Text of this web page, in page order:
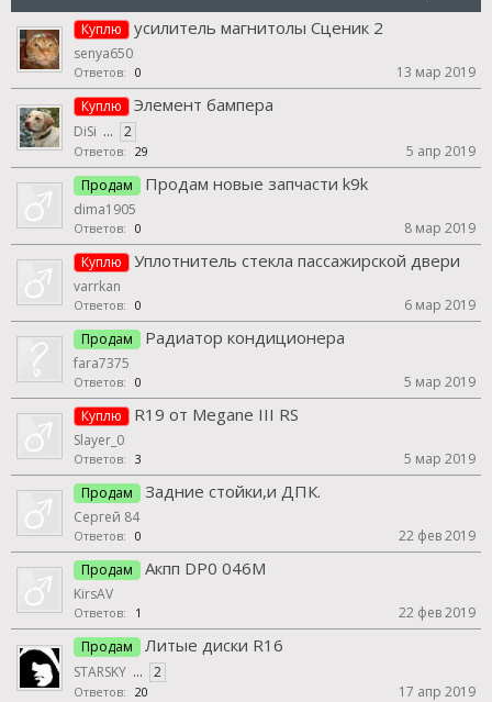
Куплю усилитель магнитолы Сценик 2
senya650
Ответов: 0
13 мар 2019
Куплю
Элемент бампера
DiSi ... 2
Ответов: 29
5 апр 2019
Продам
Продам новые запчасти k9k
dima1905
Ответов: 0
8 мар 2019
Куплю
Уплотнитель стекла пассажирской двери
varrkan
Ответов: 0
6 мар 2019
Продам
Радиатор кондиционера
fara7375
Ответов: 0
5 мар 2019
Куплю
R19 от Megane III RS
Slayer_0
Ответов: 3
5 мар 2019
Продам
Задние стойки,и ДПК.
Сергей 84
Ответов: 0
22 фев 2019
Продам
Акпп DP0 046M
KirsAV
Ответов: 1
22 фев 2019
Продам
Литые диски R16
STARSKY ... 2
Ответов: 20
17 апр 2019